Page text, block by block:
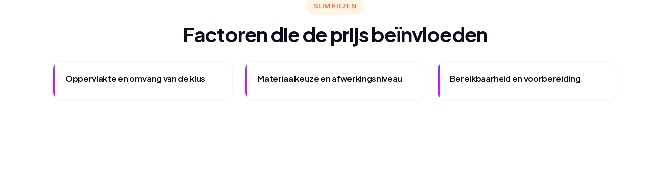
SLIM KIEZEN
Factoren die de prijs beïnvloeden
Oppervlakte en omvang van de klus Materiaalkeuze en afwerkingsniveau Bereikbaarheid en voorbereiding